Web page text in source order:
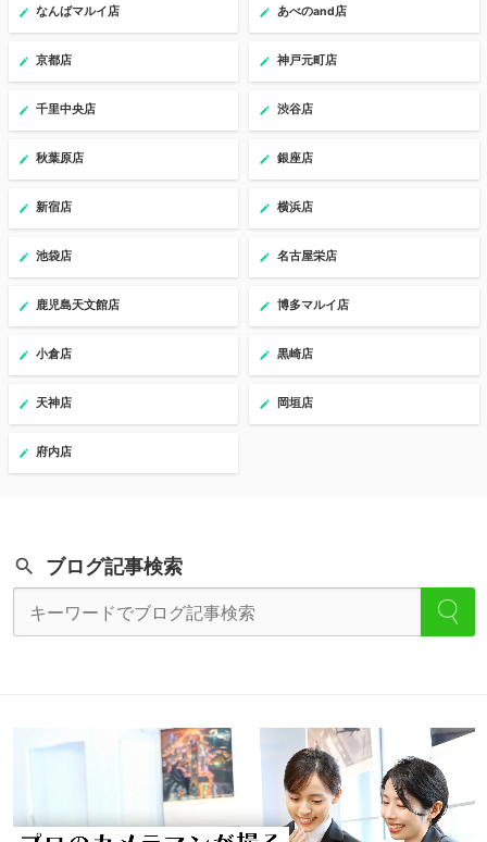
なんばマルイ店 あべのand店
京都店 神戸元町店
千里中央店 渋谷店
秋葉原店 銀座店
新宿店 横浜店
池袋店 名古屋栄店
鹿児島天文館店 博多マルイ店
小倉店 黒崎店
天神店 岡垣店
府内店
ブログ記事検索